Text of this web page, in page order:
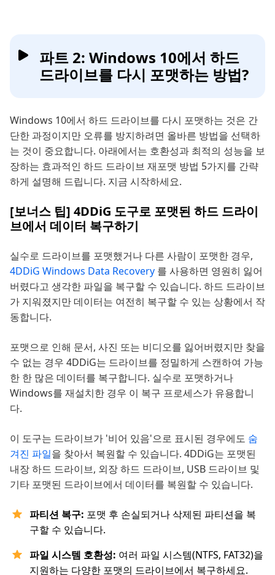
파트 2: Windows 10에서 하드
드라이브를 다시 포맷하는 방법?
Windows 10에서 하드 드라이브를 다시 포맷하는 것은 간
단한 과정이지만 오류를 방지하려면 올바른 방법을 선택하
는 것이 중요합니다. 아래에서는 호환성과 최적의 성능을 보
장하는 효과적인 하드 드라이브 재포맷 방법 5가지를 간략
하게 설명해 드립니다. 지금 시작하세요.
[보너스 팁] 4DDiG 도구로 포맷된 하드 드라이
브에서 데이터 복구하기
실수로 드라이브를 포맷했거나 다른 사람이 포맷한 경우,
4DDiG Windows Data Recovery 를 사용하면 영원히 잃어
버렸다고 생각한 파일을 복구할 수 있습니다. 하드 드라이브
가 지워졌지만 데이터는 여전히 복구할 수 있는 상황에서 작
동합니다.
포맷으로 인해 문서, 사진 또는 비디오를 잃어버렸지만 찾을
수 없는 경우 4DDiG는 드라이브를 정밀하게 스캔하여 가능
한 한 많은 데이터를 복구합니다. 실수로 포맷하거나
Windows를 재설치한 경우 이 복구 프로세스가 유용합니
다.
이 도구는 드라이브가 '비어 있음'으로 표시된 경우에도 숨
겨진 파일을 찾아서 복원할 수 있습니다. 4DDiG는 포맷된
내장 하드 드라이브, 외장 하드 드라이브, USB 드라이브 및
기타 포맷된 드라이브에서 데이터를 복원할 수 있습니다.
파티션 복구: 포맷 후 손실되거나 삭제된 파티션을 복
구할 수 있습니다.
파일 시스템 호환성: 여러 파일 시스템(NTFS, FAT32)을
지원하는 다양한 포맷의 드라이브에서 복구하세요.